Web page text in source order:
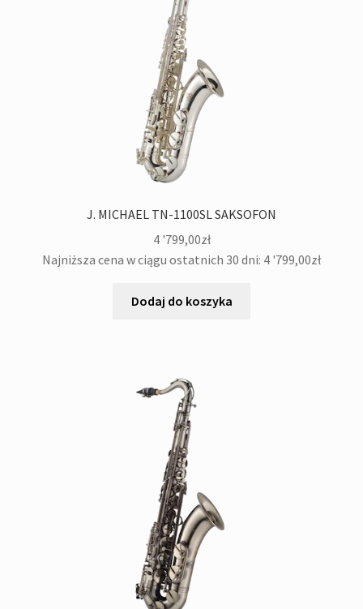
J. MICHAEL TN-1100SL SAKSOFON
4 '799,00zł
Najniższa cena w ciągu ostatnich 30 dni: 4 '799,00zł
Dodaj do koszyka